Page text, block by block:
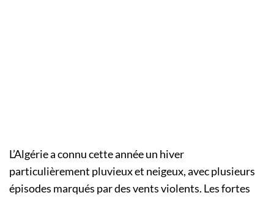
L’Algérie a connu cette année un hiver
particulièrement pluvieux et neigeux, avec plusieurs
épisodes marqués par des vents violents. Les fortes